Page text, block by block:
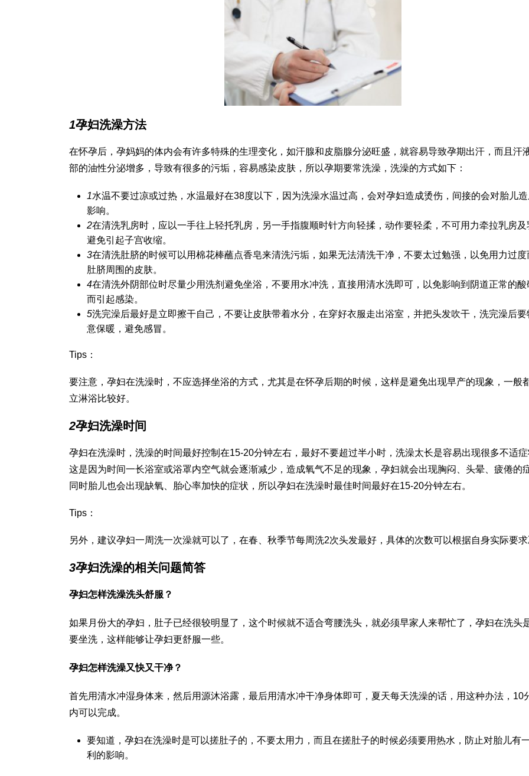
1孕妇洗澡方法
在怀孕后，孕妈妈的体内会有许多特殊的生理变化，如汗腺和皮脂腺分泌旺盛，就容易导致孕期出汗，而且汗
部的油性分泌增多，导致有很多的污垢，容易感染皮肤，所以孕期要常洗澡，洗澡的方式如下：
1水温不要过凉或过热，水温最好在38度以下，因为洗澡水温过高，会对孕妇造成烫伤，间接的会对胎儿
影响。
2在清洗乳房时，应以一手往上轻托乳房，另一手指腹顺时针方向轻揉，动作要轻柔，不可用力牵拉乳房及
避免引起子宫收缩。
3在清洗肚脐的时候可以用棉花棒蘸点香皂来清洗污垢，如果无法清洗干净，不要太过勉强，以免用力过度
肚脐周围的皮肤。
4在清洗外阴部位时尽量少用洗剂避免坐浴，不要用水冲洗，直接用清水洗即可，以免影响到阴道正常的酸
而引起感染。
5洗完澡后最好是立即擦干自己，不要让皮肤带着水分，在穿好衣服走出浴室，并把头发吹干，洗完澡后要
意保暖，避免感冒。
Tips：
要注意，孕妇在洗澡时，不应选择坐浴的方式，尤其是在怀孕后期的时候，这样是避免出现早产的现象，一般
立淋浴比较好。
2孕妇洗澡时间
孕妇在洗澡时，洗澡的时间最好控制在15-20分钟左右，最好不要超过半小时，洗澡太长是容易出现很多不适
这是因为时间一长浴室或浴罩内空气就会逐渐减少，造成氧气不足的现象，孕妇就会出现胸闷、头晕、疲倦的
同时胎儿也会出现缺氧、胎心率加快的症状，所以孕妇在洗澡时最佳时间最好在15-20分钟左右。
Tips：
另外，建议孕妇一周洗一次澡就可以了，在春、秋季节每周洗2次头发最好，具体的次数可以根据自身实际要
3孕妇洗澡的相关问题简答
孕妇怎样洗澡洗头舒服？
如果月份大的孕妇，肚子已经很较明显了，这个时候就不适合弯腰洗头，就必须早家人来帮忙了，孕妇在洗头
要坐洗，这样能够让孕妇更舒服一些。
孕妇怎样洗澡又快又干净？
首先用清水冲湿身体来，然后用源沐浴露，最后用清水冲干净身体即可，夏天每天洗澡的话，用这种办法，10
内可以完成。
要知道，孕妇在洗澡时是可以搓肚子的，不要太用力，而且在搓肚子的时候必须要用热水，防止对胎儿有
利的影响。